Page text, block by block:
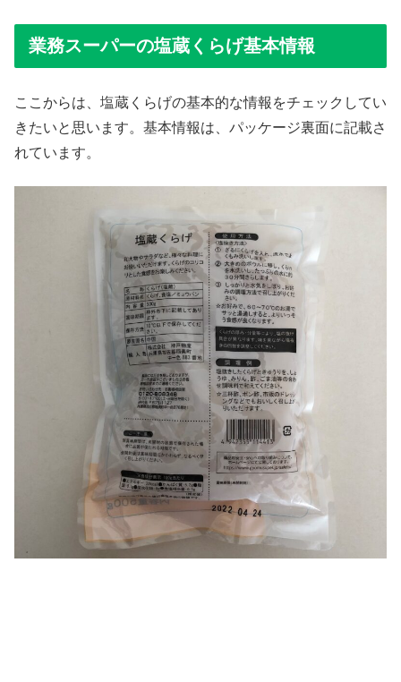
業務スーパーの塩蔵くらげ基本情報
ここからは、塩蔵くらげの基本的な情報をチェックしてい
きたいと思います。基本情報は、パッケージ裏面に記載さ
れています。